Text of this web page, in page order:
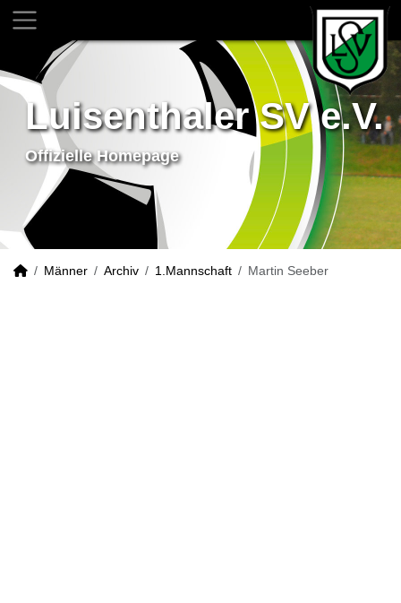
Luisenthaler SV e.V.
Offizielle Homepage
Männer Archiv 1.Mannschaft Martin Seeber